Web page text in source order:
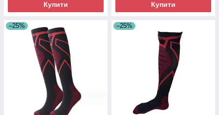
Купити Купити
–25% –25%